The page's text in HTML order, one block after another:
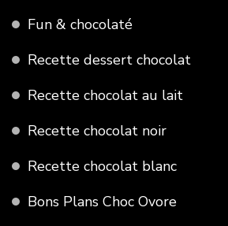
Fun & chocolaté
Recette dessert chocolat
Recette chocolat au lait
Recette chocolat noir
Recette chocolat blanc
Bons Plans Choc Ovore